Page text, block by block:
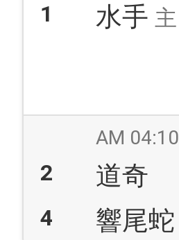
1 水手 主
AM 04:10
2 道奇
4 響尾蛇